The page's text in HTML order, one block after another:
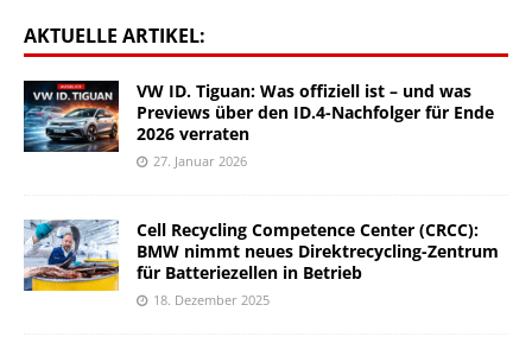
AKTUELLE ARTIKEL:
VW ID. Tiguan: Was offiziell ist – und was
Previews über den ID.4-Nachfolger für Ende
2026 verraten
27. Januar 2026
Cell Recycling Competence Center (CRCC):
BMW nimmt neues Direktrecycling-Zentrum
für Batteriezellen in Betrieb
18. Dezember 2025